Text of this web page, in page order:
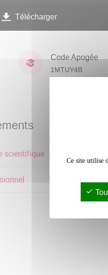
Télécharger
Code Apogée
1MTUY4B
scientifique
Ce site utilise